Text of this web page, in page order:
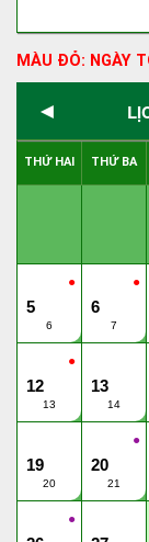
MÀU ĐỎ: NGÀY
◄
THỨ HAI THỨ BA
●
5
6
●
6
7
●
12
13
13
14
19
20
●
20
21
●